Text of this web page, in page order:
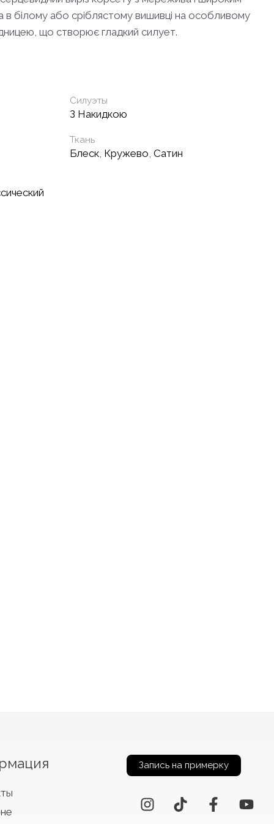
в білому або сріблястому вишивці на особливому
що створює гладкий силует.
Силуэты
З Накидкою
Ткань
Блеск, Кружево, Сатин
Запись на примерку